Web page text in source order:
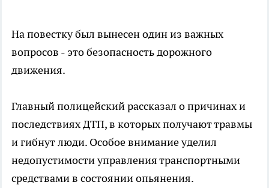
На повестку был вынесен один из важных
вопросов - это безопасность дорожного
движения.
Главный полицейский рассказал о причинах и
последствиях ДТП, в которых получают травмы
и гибнут люди. Особое внимание уделил
недопустимости управления транспортными
средствами в состоянии опьянения.